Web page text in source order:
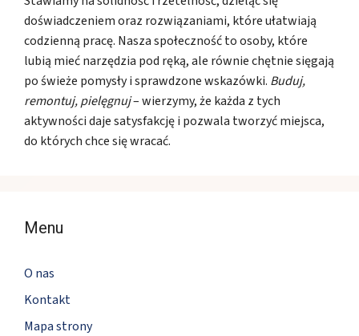
doświadczeniem oraz rozwiązaniami, które ułatwiają
codzienną pracę. Nasza społeczność to osoby, które
lubią mieć narzędzia pod ręką, ale równie chętnie sięgają
po świeże pomysły i sprawdzone wskazówki. Buduj,
remontuj, pielęgnuj– wierzymy, że każda z tych
aktywności daje satysfakcję i pozwala tworzyć miejsca,
do których chce się wracać.
Menu
O nas
Kontakt
Mapa strony